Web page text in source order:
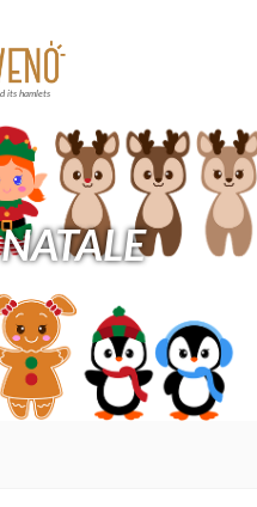
its hamlets